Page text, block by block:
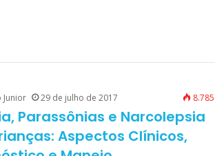
Junior 29 de julho de 2017 8.785
Parassônias e Narcolepsia
Aspectos Clínicos,